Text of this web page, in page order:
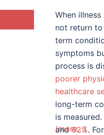
When
not return
term
symptoms
process is
poorer
healthcare
long-term
is
and62%.
(more…)